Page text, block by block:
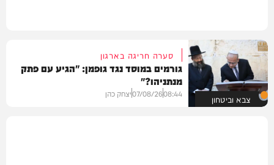
צבא וביטחון
סערה חריגה בארגון
גורמים במוסד נגד גופמן: "הגיע עם פתק
מנתניהו?"
08:44
07/08/26יצחק כהן